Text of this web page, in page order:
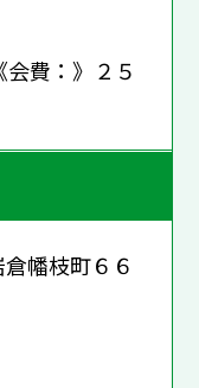
費：》２５
幡枝町６６